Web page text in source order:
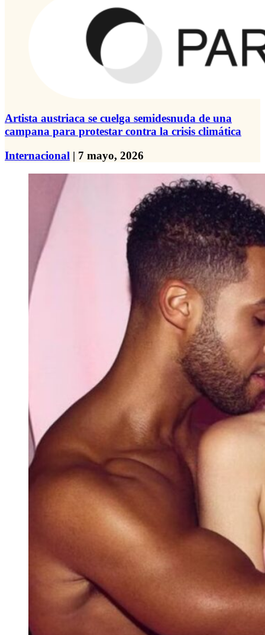
Artista austriaca se cuelga semidesnuda de una
campana para protestar contra la crisis climática
Internacional | 7 mayo, 2026